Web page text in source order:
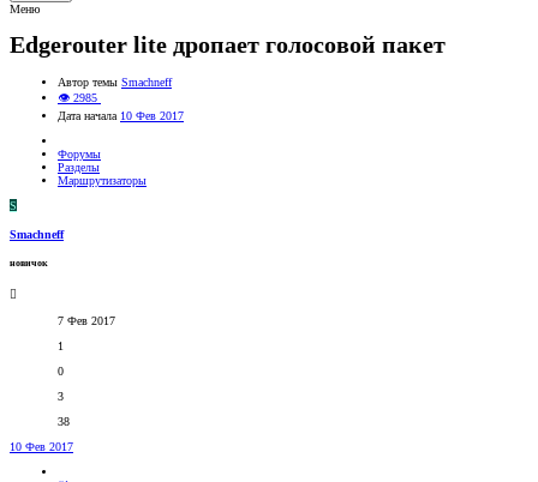
Меню
Edgerouter lite дропает голосовой пакет
Автор темы Smachneff
👁 2985
Дата начала 10 Фев 2017
Форумы
Разделы
Маршрутизаторы
S
Smachneff
новичок
7 Фев 2017
1
0
3
38
10 Фев 2017